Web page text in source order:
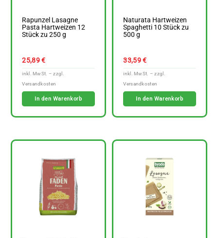
Rapunzel Lasagne
Pasta Hartweizen 12
Stück zu 250 g
25,89€
In den Warenkorb
Naturata Hartweizen
Spaghetti 10 Stück zu
500 g
33,59€
In den Warenkorb